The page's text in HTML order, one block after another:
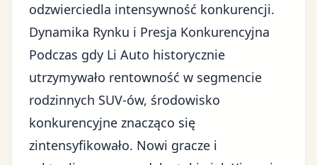
odzwierciedla intensywność konkurencji.
Dynamika Rynku i Presja Konkurencyjna
Podczas gdy Li Auto historycznie
utrzymywało rentowność w segmencie
rodzinnych SUV-ów, środowisko
konkurencyjne znacząco się
zintensyfikowało. Nowi gracze i